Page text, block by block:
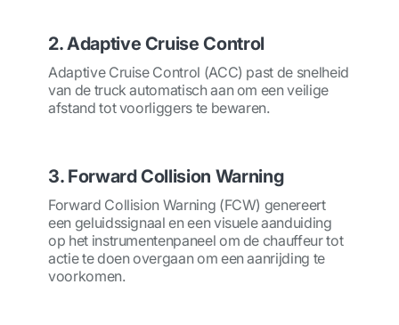
2. Adaptive Cruise Control
Adaptive Cruise Control (ACC) past de snelheid
van de truck automatisch aan om een veilige
afstand tot voorliggers te bewaren.
3. Forward Collision Warning
Forward Collision Warning (FCW) genereert
een geluidssignaal en een visuele aanduiding
op het instrumentenpaneel om de chauffeur tot
actie te doen overgaan om een aanrijding te
voorkomen.